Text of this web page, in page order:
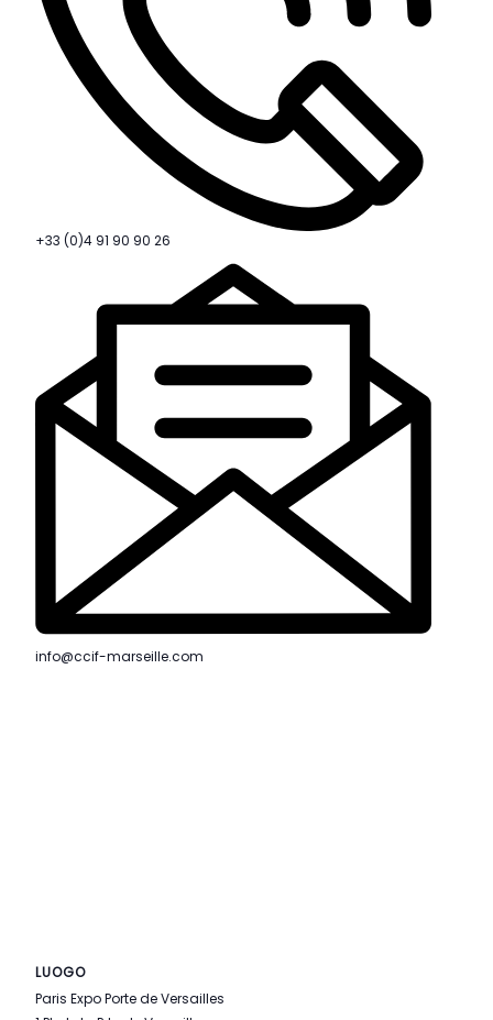
+33 (0)4 91 90 90 26
info@ccif-marseille.com
LUOGO
Paris Expo Porte de Versailles